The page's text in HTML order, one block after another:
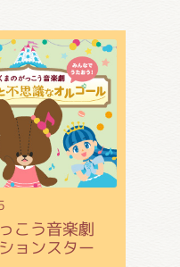
こう音楽劇
ョンスター